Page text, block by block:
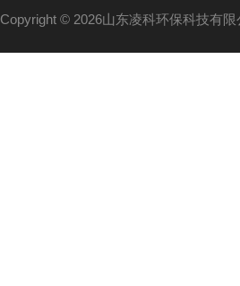
Copyright © 2026山东凌科环保科技有